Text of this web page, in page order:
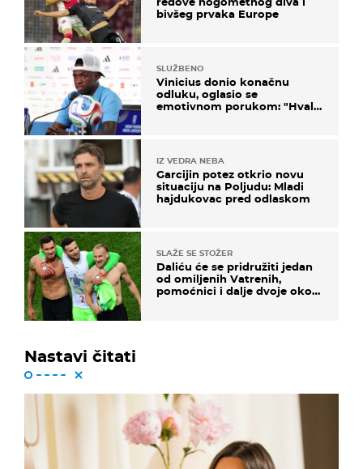
bivšeg prvaka Europe
SLUŽBENO
Vinicius donio konačnu
odluku, oglasio se
emotivnom porukom: "Hvala
IZ VEDRA NEBA
Garcijin potez otkrio novu
situaciju na Poljudu: Mladi
hajdukovac pred odlaskom
SLAŽE SE STOŽER
Daliću će se pridružiti jedan
od omiljenih Vatrenih,
pomoćnici i dalje dvoje oko
Nastavi čitati